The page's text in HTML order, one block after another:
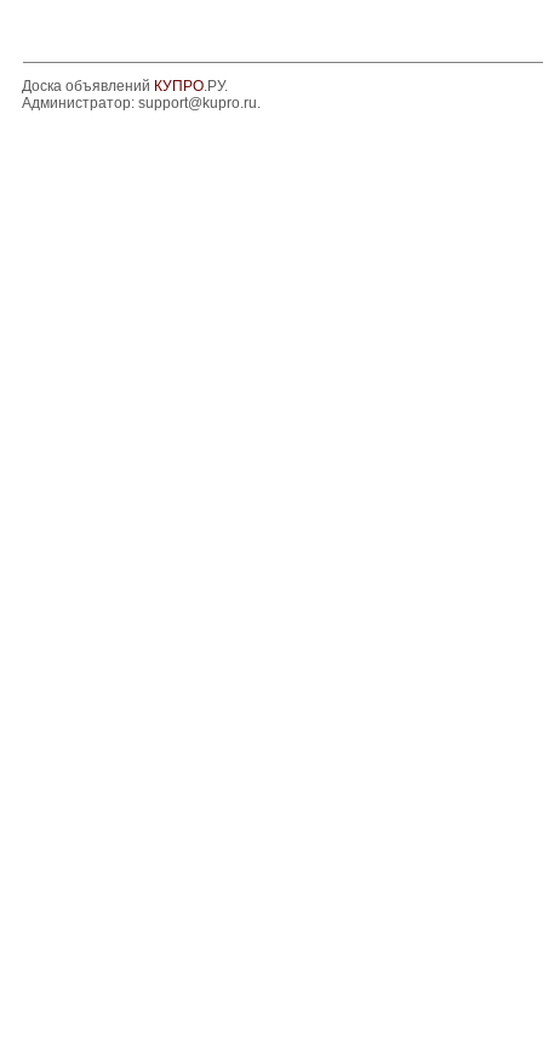
Доска объявлений КУПРО.РУ.
Администратор: support@kupro.ru.